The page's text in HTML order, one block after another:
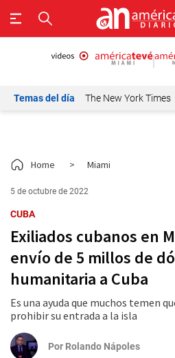
Temas del día The New York Times
Home > Miami
5 de octubre de 2022
CUBA
Exiliados cubanos en
envío de 5 millos de
humanitaria a Cuba
Es una ayuda que muchos temen
prohibir su entrada a la isla
Por Rolando Nápoles